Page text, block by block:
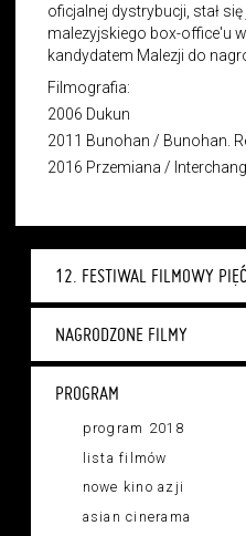
12. FESTIWAL FILMOWY
NAGRODZONE FILMY
PROGRAM
program 2018
lista filmów
nowe kino azji
asian cinerama
oficjalnej dystrybucji, stał
malezyjskiego box-office'u
kandydatem Malezji do
Filmografia:
2006 Dukun
2011 Bunohan / Bunohan.
2016 Przemiana /